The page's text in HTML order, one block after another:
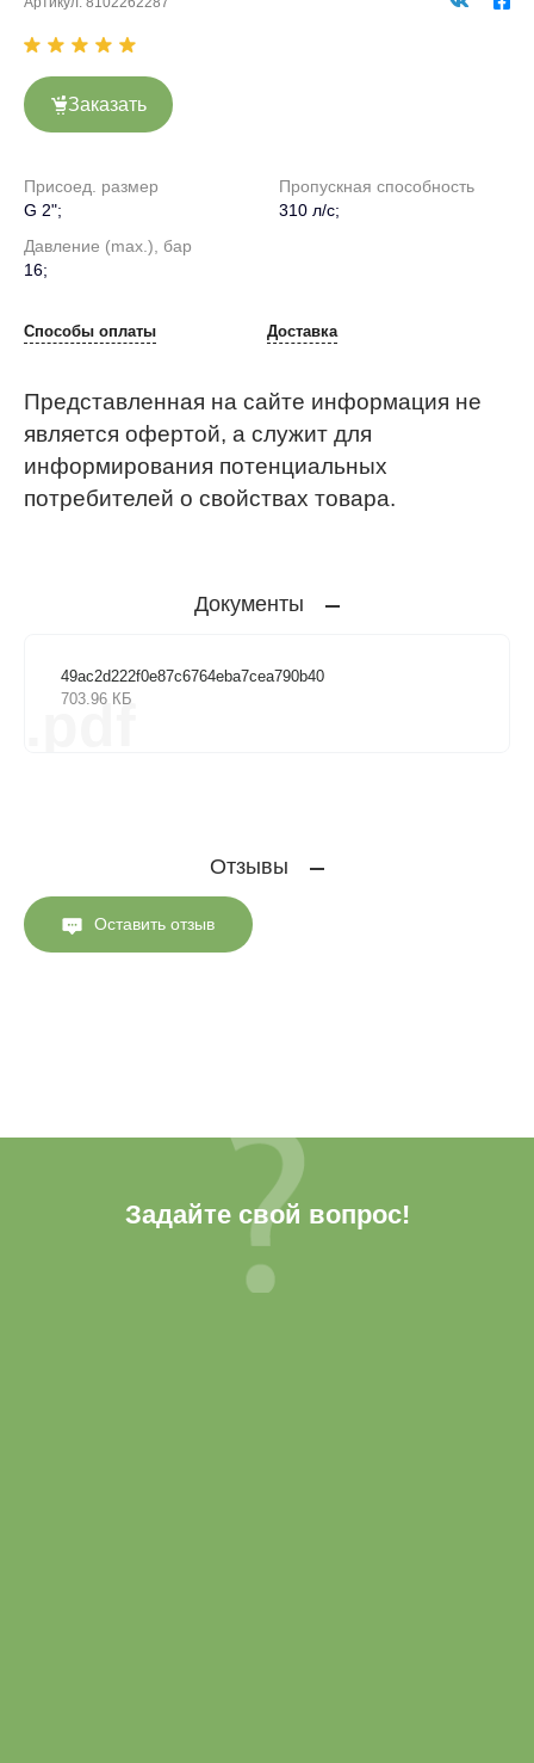
Заказать
Присоед. размер
G 2";
Пропускная способность
310 л/с;
Давление (max.), бар
16;
Способы оплаты Доставка
Представленная на сайте информация не
является офертой, а служит для
информирования потенциальных
потребителей о свойствах товара.
Документы
49ac2d222f0e87c6764eba7cea790b40
703.96 КБ
.pdf
Отзывы
Оставить отзыв
Задайте свой вопрос!